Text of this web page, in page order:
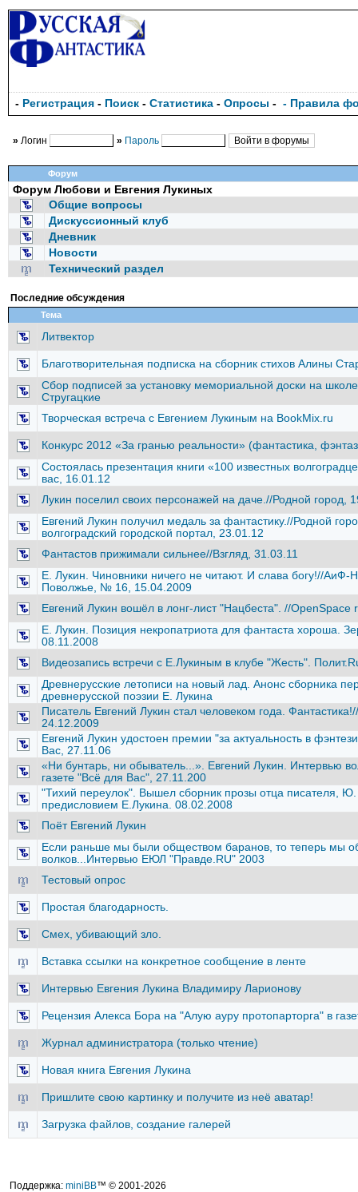
- Регистрация - Поиск - Статистика - Опросы - - Правила
» Логин » Пароль
Форум
Форум Любови и Евгения Лукиных
Общие вопросы
Дискуссионный клуб
Дневник
Новости
Технический раздел
Последние обсуждения
Тема
Литвектор
Благотворительная подписка на сборник стихов Алины
Сбор подписей за установку мемориальной доски на
Стругацкие
Творческая встреча с Евгением Лукиным на BookMix.ru
Конкурс 2012 «За гранью реальности» (фантастика,
Состоялась презентация книги «100 известных
вас, 16.01.12
Лукин поселил своих персонажей на даче.//Родной город,
Евгений Лукин получил медаль за фантастику.//Родной
волгоградский городской портал, 23.01.12
Фантастов прижимали сильнее//Взгляд, 31.03.11
Е. Лукин. Чиновники ничего не читают. И слава богу!//АиФ-
Поволжье, № 16, 15.04.2009
Евгений Лукин вошёл в лонг-лист "Нацбеста". //OpenSpace
Е. Лукин. Позиция некропатриота для фантаста хороша.
08.11.2008
Видеозапись встречи с Е.Лукиным в клубе "Жесть".
Древнерусские летописи на новый лад. Анонс сборника
древнерусской поэзии Е. Лукина
Писатель Евгений Лукин стал человеком года.
24.12.2009
Евгений Лукин удостоен премии "за актуальность в
Вас, 27.11.06
«Ни бунтарь, ни обыватель...». Евгений Лукин. Интервью
газете "Всё для Вас", 27.11.200
"Тихий переулок". Вышел сборник прозы отца писателя, Ю.
предисловием Е.Лукина. 08.02.2008
Поёт Евгений Лукин
Если раньше мы были обществом баранов, то теперь мы
волков...Интервью ЕЮЛ "Правде.RU" 2003
Тестовый опрос
Простая благодарность.
Смех, убивающий зло.
Вставка ссылки на конкретное сообщение в ленте
Интервью Евгения Лукина Владимиру Ларионову
Рецензия Алекса Бора на "Алую ауру протопарторга" в
Журнал администратора (только чтение)
Новая книга Евгения Лукина
Пришлите свою картинку и получите из неё аватар!
Загрузка файлов, создание галерей
Поддержка: miniBB™ © 2001-2026